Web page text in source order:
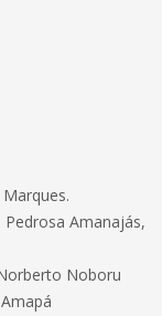
Amanajás,
Noboru